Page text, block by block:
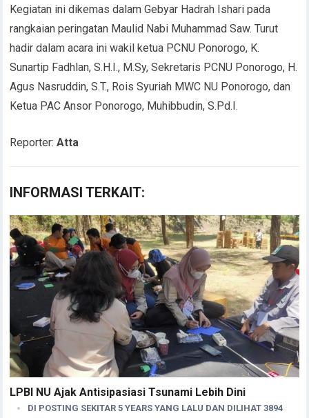
Kegiatan ini dikemas dalam Gebyar Hadrah Ishari pada
rangkaian peringatan Maulid Nabi Muhammad Saw. Turut
hadir dalam acara ini wakil ketua PCNU Ponorogo, K.
Sunartip Fadhlan, S.H.I., M.Sy, Sekretaris PCNU Ponorogo, H.
Agus Nasruddin, S.T., Rois Syuriah MWC NU Ponorogo, dan
Ketua PAC Ansor Ponorogo, Muhibbudin, S.Pd.I.
Reporter:Atta
INFORMASI TERKAIT:
LPBI NU Ajak Antisipasiasi Tsunami Lebih Dini
DI POSTING SEKITAR 5 YEARS YANG LALU DAN DILIHAT 3894